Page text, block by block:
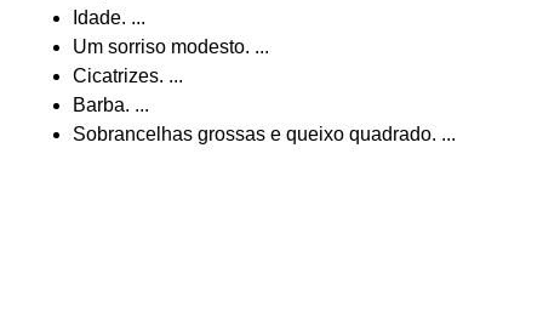
Idade. ...
Um sorriso modesto. ...
Cicatrizes. ...
Barba. ...
Sobrancelhas grossas e queixo quadrado. ...